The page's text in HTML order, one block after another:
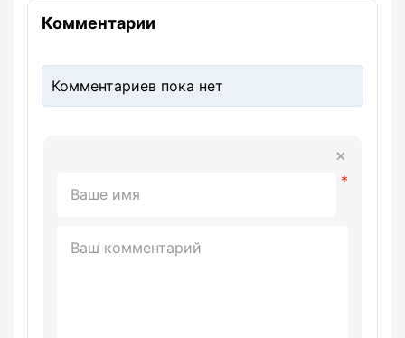
Комментарии
Комментариев пока нет